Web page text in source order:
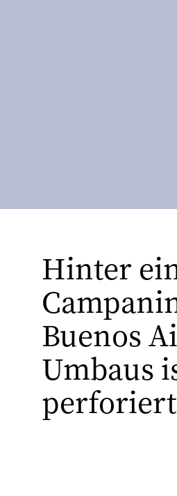
Hinter
Buenos
Umbaus